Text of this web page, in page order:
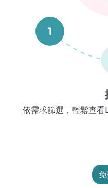
1
依需求篩選，輕鬆查看